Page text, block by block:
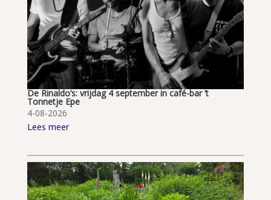
De Rinaldo’s: vrijdag 4 september in café-bar ’t
Tonnetje Epe
4-08-2026
Lees meer